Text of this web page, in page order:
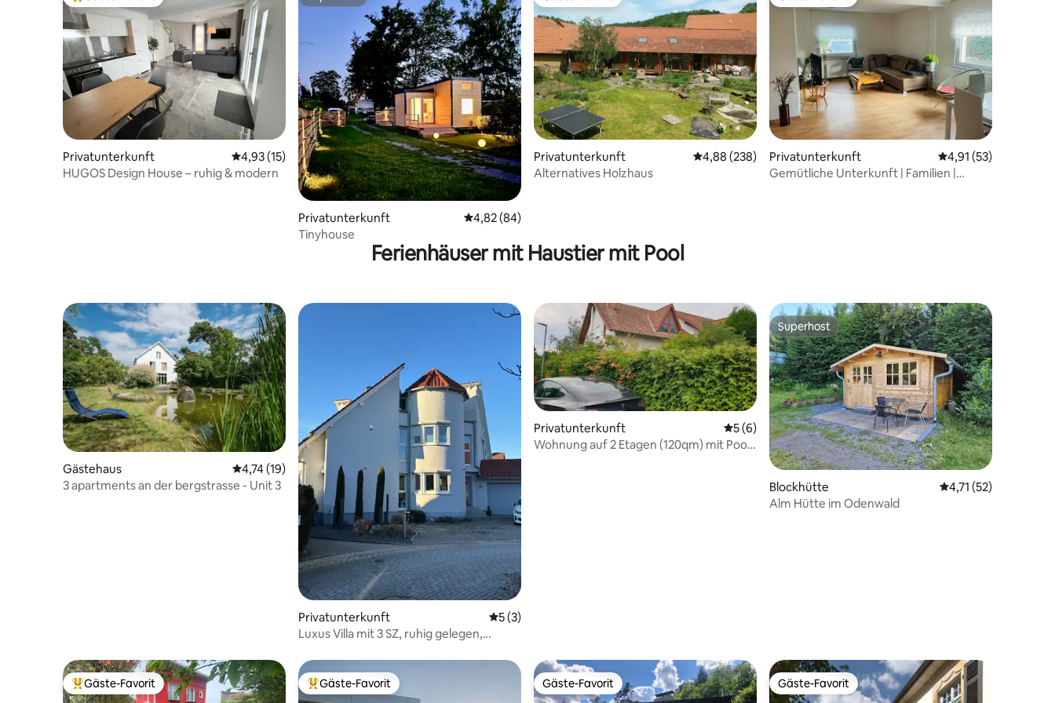
Privatunterkunft Durchschnittliche Bewertung: 4,93 von 5, 15 Bewertungen
4,93 (15)
HUGOS Design House – ruhig & modern
Privatunterkunft Durchschnittliche Bewertung: 4,82 von 5, 84 Bewertungen
4,82 (84)
Tinyhouse
Privatunterkunft Durchschnittliche Bewertung: 4,88 von 5, 238 Bewertungen
4,88 (238)
Alternatives Holzhaus
Privatunterkunft Durchschnittliche
4,91 (53)
Gemütliche Unterkunft | Familien |
Ferienhäuser mit Haustier mit Pool
Gästehaus Durchschnittliche Bewertung: 4,74 von 5, 19 Bewertungen
4,74 (19)
3 apartments an der bergstrasse - Unit 3
Privatunterkunft Durchschnittliche Bewertung: 5 von 5, 3 Bewertungen
5 (3)
Luxus Villa mit 3 SZ, ruhig gelegen,
Privatunterkunft Durchschnittliche Bewertung: 5 von 5, 6 Bewertungen
5 (6)
Wohnung auf 2 Etagen (120qm) mit Pool
Superhost
Superhost
Blockhütte Durchschnittliche
4,71 (52)
Alm Hütte im Odenwald
Beliebter Gäste-Favorit.
Gäste-Favorit Beliebter Gäste-Favorit.
Gäste-Favorit Gäste-Favorit
Gäste-Favorit Gäste-Favorit
Gäste-Favorit